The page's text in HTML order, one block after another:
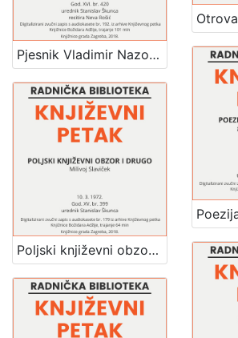
Pjesnik Vladimir Nazor : Književni petak, dvorana u Novinarskom domu, 26. 1. 1973., br. 420 / Nedjeljko Mihanović ; recitira Neva Rošić ; urednik Stanislav Škunca
Poljski književni obzor i drugo : Književni petak, dvorana u Novinarskom domu, 10. 3. 1972., br. 399 / Milivoj Slaviček ; urednik Stanislav Škunca